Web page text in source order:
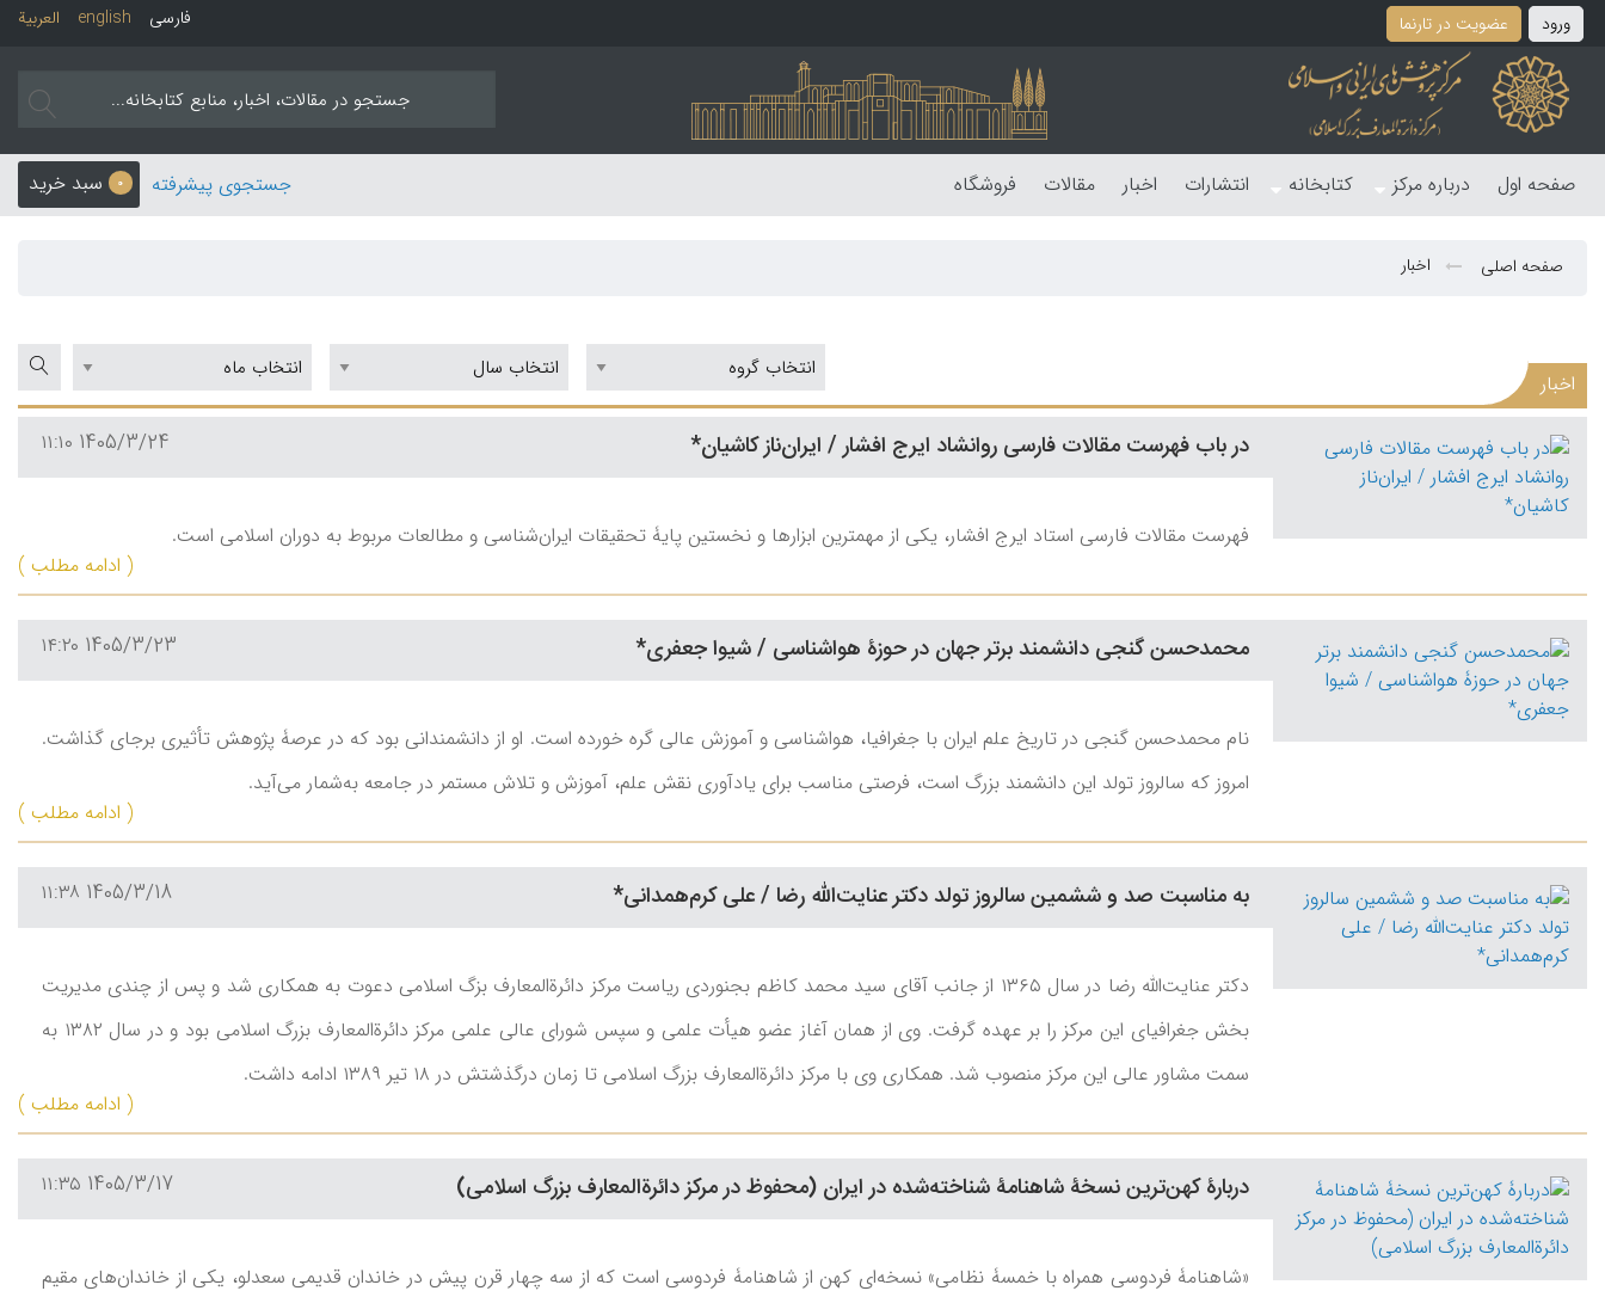
ورود عضویت در تارنما العربیة english فارسی
صفحه اول درباره مرکز کتابخانه انتشارات اخبار مقالات فروشگاه 0 سبد خرید جستجوی پیشرفته
صفحه اصلی اخبار
اخبار
در باب فهرست مقالات فارسی روانشاد ایرج افشار / ایران‌ناز کاشیان* 1405/3/24 ۱۱:۱۰
فهرست مقالات فارسی استاد ایرج افشار، یکی از مهمترین ابزارها و نخستین پایۀ تحقیقات ایران‌‎شناسی و مطالعات مربوط به دوران اسلامی است.
( ادامه مطلب )
محمدحسن گنجی دانشمند برتر جهان در حوزۀ هواشناسی / شیوا جعفری* 1405/3/23 ۱۴:۲۰
نام محمدحسن گنجی در تاریخ علم ایران با جغرافیا، هواشناسی و آموزش عالی گره خورده است. او از دانشمندانی بود که در عرصۀ پژوهش تأثیری برجای گذاشت.
امروز که سالروز تولد این دانشمند بزرگ است، فرصتی مناسب برای یادآوری نقش علم، آموزش و تلاش مستمر در جامعه به‌شمار می‌آید.
( ادامه مطلب )
به مناسبت صد و ششمین سالروز تولد دکتر عنایت‌‏الله رضا / علی کرم‌همدانی* 1405/3/18 ۱۱:۳۸
دکتر عنایت‌الله رضا در سال ۱۳۶۵ از جانب آقای سید محمد کاظم بجنوردی ریاست مرکز دائرةالمعارف بزگ اسلامی دعوت به همکاری شد و پس از چندی مدیریت
بخش جغرافیای این مرکز را بر عهده گرفت. وی از همان آغاز عضو هیأت علمی و سپس شورای عالی علمی مرکز دائرةالمعارف بزرگ اسلامی بود و در سال ۱۳۸۲ به
سمت مشاور عالی این مرکز منصوب شد. همکاری وی با مرکز دائرةالمعارف بزرگ اسلامی تا زمان درگذشتش در ۱۸ تیر ۱۳۸۹ ادامه داشت.
( ادامه مطلب )
دربارۀ کهن‌ترین نسخۀ شاهنامۀ شناخته‌شده در ایران (محفوظ در مرکز دائرةالمعارف بزرگ اسلامی) 1405/3/17 ۱۱:۳۵
«شاهنامۀ فردوسی همراه با خمسۀ نظامی» نسخه‌ای کهن از شاهنامۀ فردوسی است که از سه چهار قرن پیش در خاندان قدیمی سعدلو، یکی از خاندان‌های مقیم